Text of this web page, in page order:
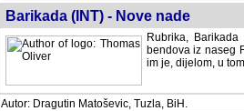
Barikada (INT) - Nove nade
Rubrika,
bendova iz naseg
je, dijelom, u tome
Autor: Dragutin Matoševic, Tuzla, BiH.